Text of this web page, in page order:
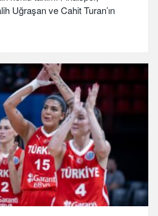
Uğraşan ve Cahit Turan’ın